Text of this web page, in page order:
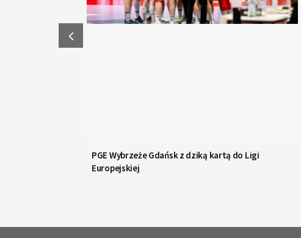
PGE Wybrzeże Gdańsk z dziką kartą do Ligi
Europejskiej